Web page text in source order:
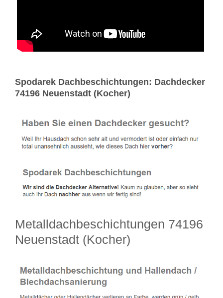
Spodarek Dachbeschichtungen: Dachdecker
74196 Neuenstadt (Kocher)
Metalldachbeschichtungen 74196
Neuenstadt (Kocher)